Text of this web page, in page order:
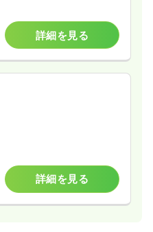
詳細を見る
詳細を見る